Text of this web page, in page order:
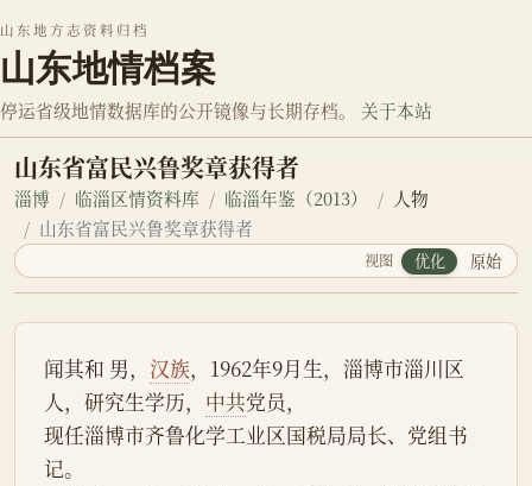
山东地方志资料归档
山东地情档案
停运省级地情数据库的公开镜像与长期存档。 关于本站
山东省富民兴鲁奖章获得者
淄博 临淄区情资料库 临淄年鉴（2013）
人物
山东省富民兴鲁奖章获得者
视图 优化 原始
闻其和 男， 汉族，1962年9月生，淄博市淄川区
人，研究生学历， 中共党员，
现任淄博市齐鲁化学工业区国税局局长、党组书
记。